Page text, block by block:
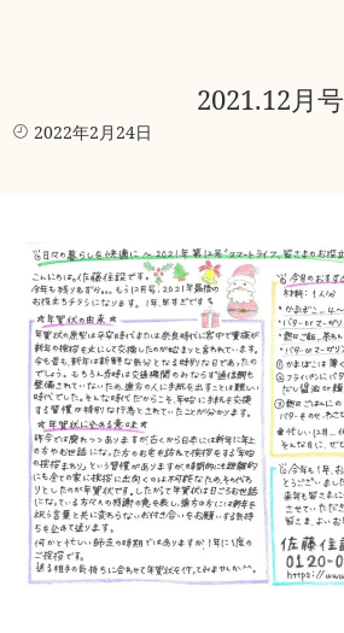
2021.12月号
2022年2月24日